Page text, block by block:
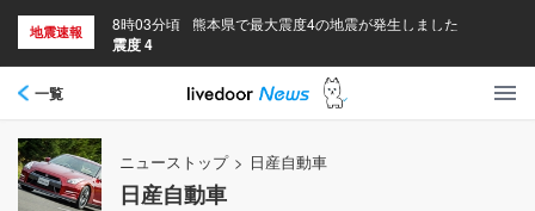
地震速報 8時03分頃 熊本県で最大震度4の地震が発生しました
震度 4
一覧
ニューストップ > 日産自動車
日産自動車